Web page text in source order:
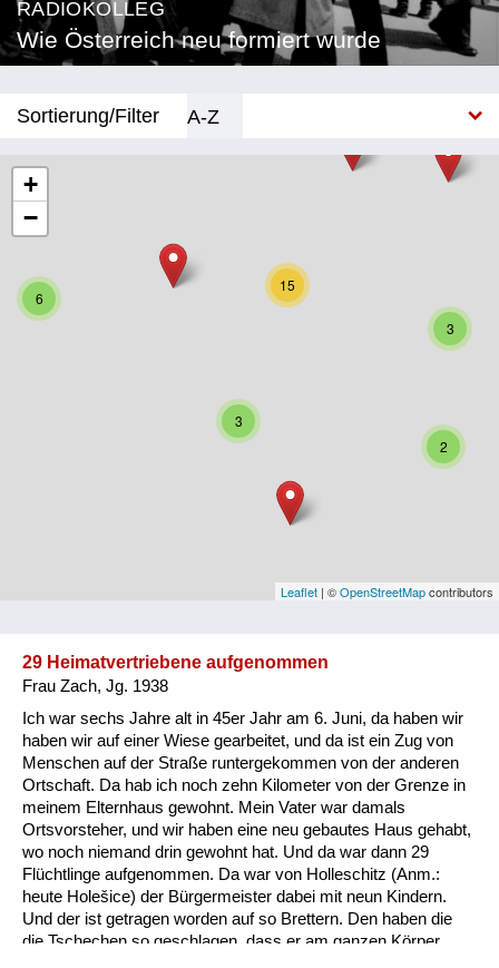
RADIOKOLLEG
Wie Österreich neu formiert wurde
Sortierung/Filter
A-Z
Burgenland
Oberösterreich
Salzburg
Steiermark
Vorarlberg
Besatzungsmächte
Frauen, Mütter, Kinder
Versorgung
Heimkehrer
Fluchtgeschichten
3
3
2
15
6
+
−
Leaflet | ©OpenStreetMapcontributors
29 Heimatvertriebene aufgenommen
Frau Zach, Jg. 1938
Ich war sechs Jahre alt in 45er Jahr am 6. Juni, da haben wir
haben wir auf einer Wiese gearbeitet, und da ist ein Zug von
Menschen auf der Straße runtergekommen von der anderen
Ortschaft. Da hab ich noch zehn Kilometer von der Grenze in
meinem Elternhaus gewohnt. Mein Vater war damals
Ortsvorsteher, und wir haben eine neu gebautes Haus gehabt,
wo noch niemand drin gewohnt hat. Und da war dann 29
Flüchtlinge aufgenommen. Da war von Holleschitz (Anm.:
heute Holešice) der Bürgermeister dabei mit neun Kindern.
Und der ist getragen worden auf so Brettern. Den haben die
die Tschechen so geschlagen, dass er am ganzen Körper